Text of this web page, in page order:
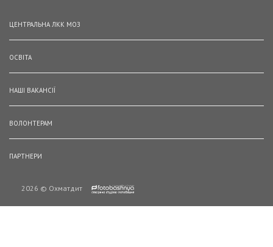
ЦЕНТРАЛЬНА ЛКК МОЗ
ОСВІТА
НАШІ ВАКАНСІЇ
ВОЛОНТЕРАМ
ПАРТНЕРИ
2026 © Охматдит